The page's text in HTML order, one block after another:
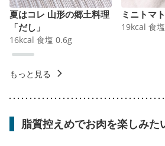
夏はコレ 山形の郷土料理
「だし」
16kcal 食塩 0.6g
ミニトマ
19kcal 食塩
もっと見る
脂質控えめでお肉を楽しみた